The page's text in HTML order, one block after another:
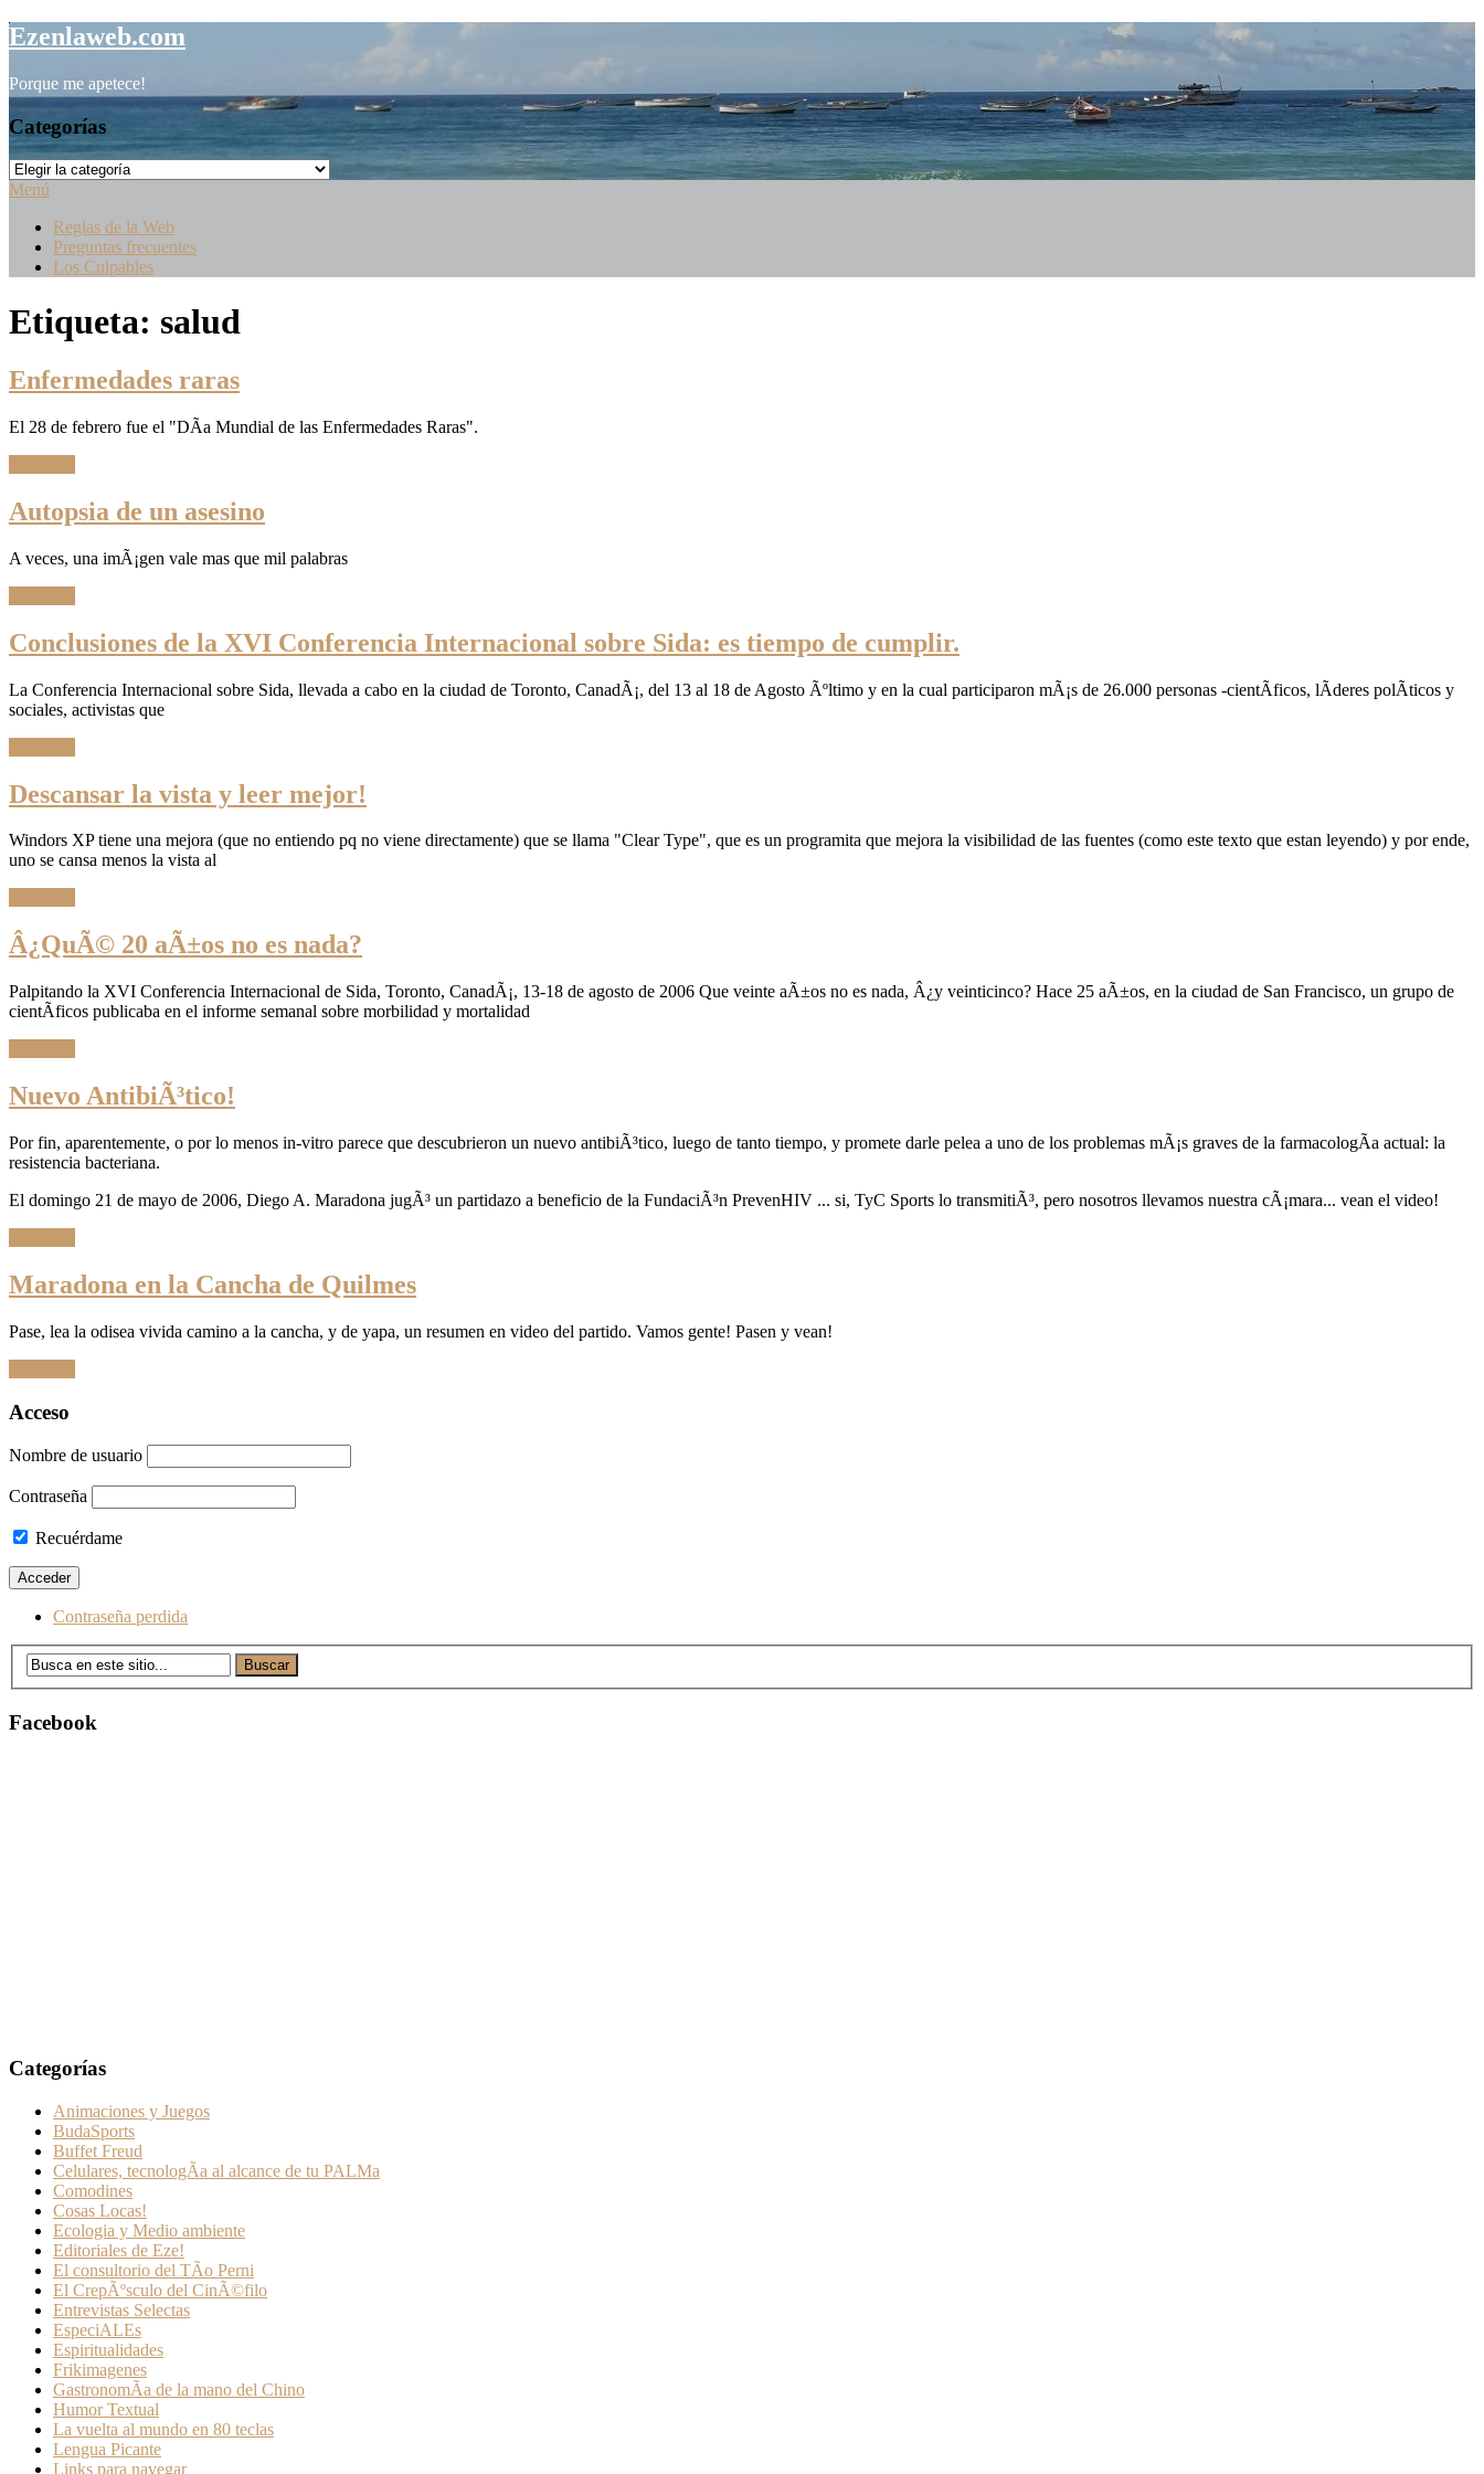
Saltar
al
Ezenlaweb.com
Porque me apetece!
Categorías
Categorías
Menú
Reglas de la Web
Preguntas frecuentes
Los Culpables
Etiqueta: salud
Enfermedades raras
El 28 de febrero fue el "DÃ­a Mundial de las Enfermedades Raras".
Autopsia de un asesino
A veces, una imÃ¡gen vale mas que mil palabras
Conclusiones de la XVI Conferencia Internacional sobre Sida: es tiempo de cumplir.
La Conferencia Internacional sobre Sida, llevada a cabo en la ciudad de Toronto, CanadÃ¡, del 13 al 18 de Agosto Ãºltimo y en la cual participaron mÃ¡s de 26.000 personas -cientÃ­ficos, lÃ­deres polÃ­ticos y
sociales, activistas que
Descansar la vista y leer mejor!
Windors XP tiene una mejora (que no entiendo pq no viene directamente) que se llama "Clear Type", que es un programita que mejora la visibilidad de las fuentes (como este texto que estan leyendo) y por ende,
uno se cansa menos la vista al
Â¿QuÃ© 20 aÃ±os no es nada?
Palpitando la XVI Conferencia Internacional de Sida, Toronto, CanadÃ¡, 13-18 de agosto de 2006 Que veinte aÃ±os no es nada, Â¿y veinticinco? Hace 25 aÃ±os, en la ciudad de San Francisco, un grupo de
cientÃ­ficos publicaba en el informe semanal sobre morbilidad y mortalidad
Nuevo AntibiÃ³tico!
Por fin, aparentemente, o por lo menos in-vitro parece que descubrieron un nuevo antibiÃ³tico, luego de tanto tiempo, y promete darle pelea a uno de los problemas mÃ¡s graves de la farmacologÃ­a actual: la
resistencia bacteriana.
El domingo 21 de mayo de 2006, Diego A. Maradona jugÃ³ un partidazo a beneficio de la FundaciÃ³n PrevenHIV ... si, TyC Sports lo transmitiÃ³, pero nosotros llevamos nuestra cÃ¡mara... vean el video!
Maradona en la Cancha de Quilmes
Pase, lea la odisea vivida camino a la cancha, y de yapa, un resumen en video del partido. Vamos gente! Pasen y vean!
a
las
entradas
Acceso
Nombre de usuario
Contraseña
Recuérdame
Contraseña perdida
Facebook
Categorías
Animaciones y Juegos
BudaSports
Buffet Freud
Celulares, tecnologÃ­a al alcance de tu PALMa
Comodines
Cosas Locas!
Ecologia y Medio ambiente
Editoriales de Eze!
El consultorio del TÃ­o Perni
El CrepÃºsculo del CinÃ©filo
Entrevistas Selectas
EspeciALEs
Espiritualidades
Frikimagenes
GastronomÃ­a de la mano del Chino
Humor Textual
La vuelta al mundo en 80 teclas
Lengua Picante
Links para navegar